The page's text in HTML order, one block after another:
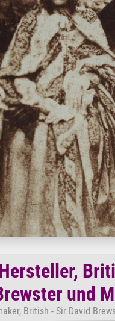
und
British - Sir David